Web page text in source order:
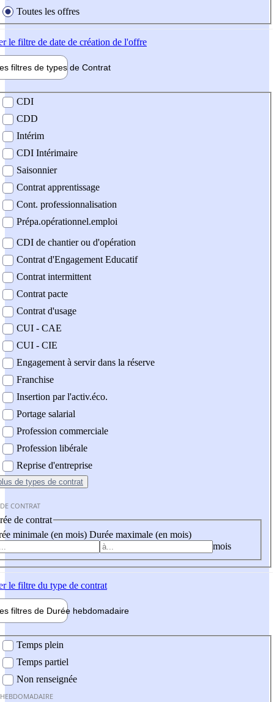
Toutes les offres
le filtre de date de création de l'offre
filtres de types de Contrat
contrat
CDI
CDD
Intérim
CDI Intérimaire
Saisonnier
Contrat apprentissage
Cont. professionnalisation
Prépa.opérationnel.emploi
CDI de chantier ou d'opération
Contrat d'Engagement Educatif
Contrat intermittent
Contrat pacte
Contrat d'usage
CUI - CAE
CUI - CIE
Engagement à servir dans la réserve
Franchise
Insertion par l'activ.éco.
Portage salarial
Profession commerciale
Profession libérale
Reprise d'entreprise
de types de contrat
CONTRAT
de contrat
minimale (en mois) Durée maximale (en mois)
mois
le filtre du type de contrat
filtres de Durée hebdomadaire
Temps plein
Temps partiel
Non renseignée